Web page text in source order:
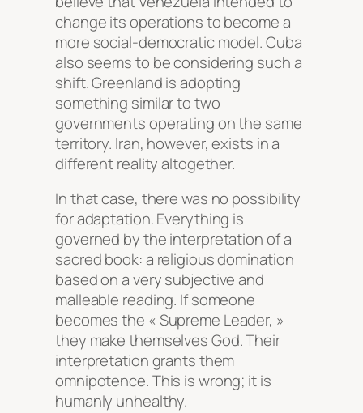
change its operations to become a
more social-democratic model. Cuba
also seems to be considering such a
shift. Greenland is adopting
something similar to two
governments operating on the same
territory. Iran, however, exists in a
different reality altogether.
In that case, there was no possibility
for adaptation. Everything is
governed by the interpretation of a
sacred book: a religious domination
based on a very subjective and
malleable reading. If someone
becomes the « Supreme Leader, »
they make themselves God. Their
interpretation grants them
omnipotence. This is wrong; it is
humanly unhealthy.